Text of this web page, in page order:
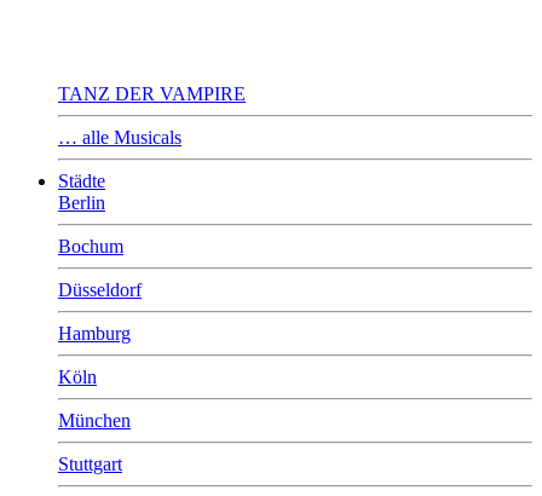
TANZ DER VAMPIRE
… alle Musicals
Städte
Berlin
Bochum
Düsseldorf
Hamburg
Köln
München
Stuttgart